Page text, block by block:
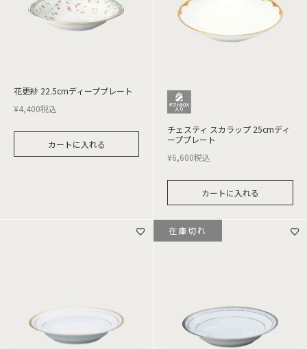
花更紗 22.5cmディーププレート
¥4,400税込
カートに入れる
チェスティ スカラップ 25cmディ
ーププレート
¥6,600税込
カートに入れる
在庫切れ